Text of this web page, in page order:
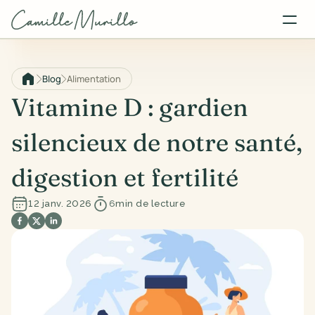
Blog Alimentation
Vitamine D : gardien
silencieux de notre santé,
digestion et fertilité
12 janv. 2026 6min de lecture